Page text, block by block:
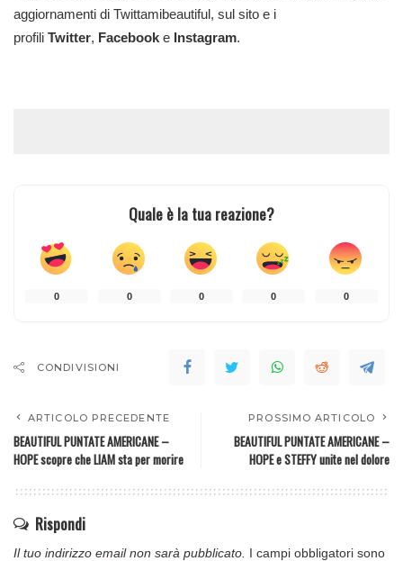
aggiornamenti di Twittamibeautiful, sul sito e i
profili Twitter, Facebook e Instagram.
Quale è la tua reazione?
0 0 0 0 0
CONDIVISIONI
ARTICOLO PRECEDENTE
BEAUTIFUL PUNTATE AMERICANE –
HOPE scopre che LIAM sta per morire
PROSSIMO ARTICOLO
BEAUTIFUL PUNTATE AMERICANE –
HOPE e STEFFY unite nel dolore
Rispondi
Il tuo indirizzo email non sarà pubblicato. I campi obbligatori sono